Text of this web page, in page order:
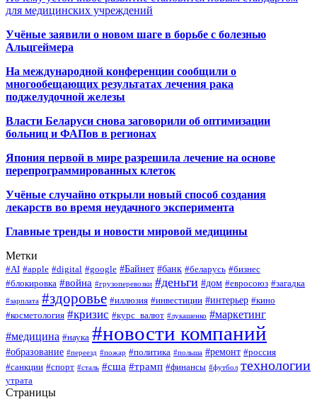
для медицинских учреждений
Учёные заявили о новом шаге в борьбе с болезнью
Альцгеймера
На международной конференции сообщили о
многообещающих результатах лечения рака
поджелудочной железы
Власти Беларуси снова заговорили об оптимизации
больниц и ФАПов в регионах
Япония первой в мире разрешила лечение на основе
перепрограммированных клеток
Учёные случайно открыли новый способ создания
лекарств во время неудачного эксперимента
Главные тренды и новости мировой медицины
Метки
#AI #apple #digital #google #Байнет #банк #беларусь #бизнес
#блокировка #война #грузоперевозки #деньги #дом #евросоюз #загадка
#зарплата #здоровье #иллюзия #инвестиции #интерьер #кино
#косметология #кризис #курс_валют #лукашенко #маркетинг
#медицина #наука #новости компаний
#образование #переезд #пожар #политика #польша #ремонт #россия
#санкции #спорт #сталь #сша #трамп #финансы #футбол технологии
утрата
Страницы